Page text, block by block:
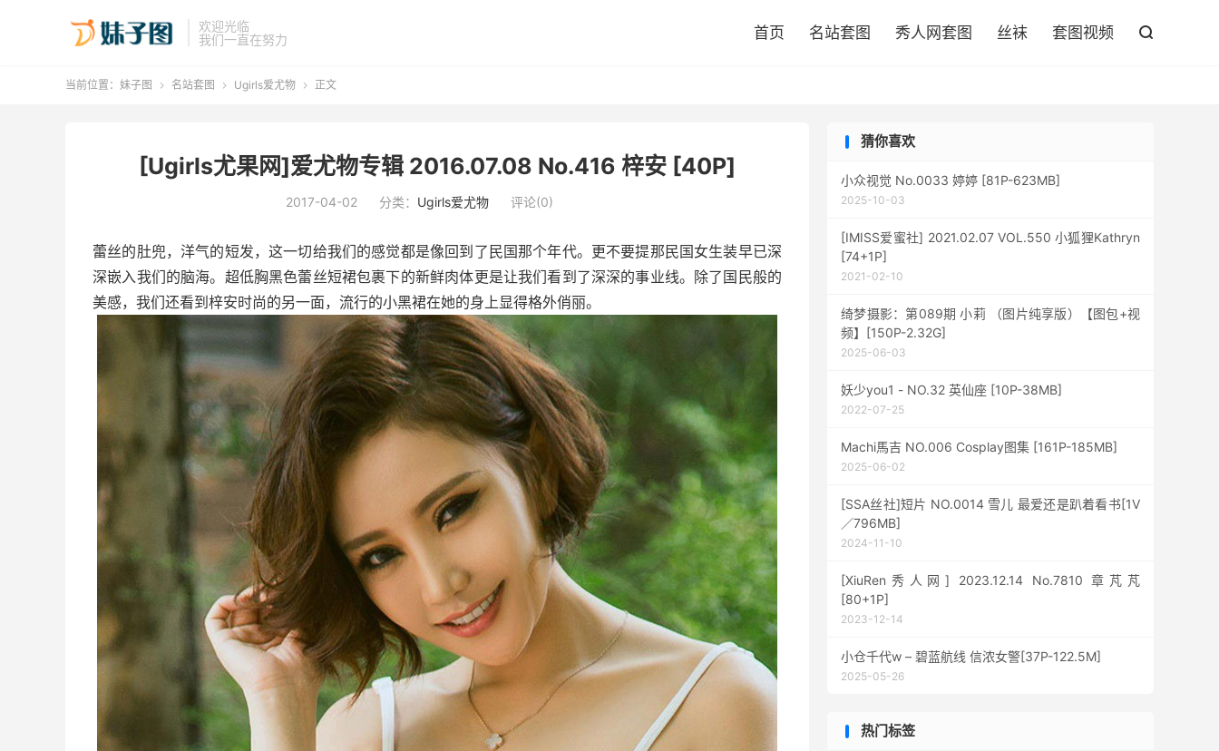
欢迎光临
我们一直在努力
首页 名站套图 秀人网套图 丝袜 套图视频 
当前位置： 妹子图  名站套图  Ugirls爱尤物  正文
[Ugirls尤果网]爱尤物专辑 2016.07.08 No.416 梓安 [40P]
2017-04-02 分类： Ugirls爱尤物 评论(0)
蕾丝的肚兜，洋气的短发，这一切给我们的感觉都是像回到了民国那个年代。更不要提那民国女生装早已深
深嵌入我们的脑海。超低胸黑色蕾丝短裙包裹下的新鲜肉体更是让我们看到了深深的事业线。除了国民般的
美感，我们还看到梓安时尚的另一面，流行的小黑裙在她的身上显得格外俏丽。
猜你喜欢
小众视觉 No.0033 婷婷 [81P-623MB]
2025-10-03
[IMISS爱蜜社] 2021.02.07 VOL.550 小狐狸Kathryn
[74+1P]
2021-02-10
绮梦摄影：第089期 小莉 （图片纯享版）【图包+视
频】[150P-2.32G]
2025-06-03
妖少you1 - NO.32 英仙座 [10P-38MB]
2022-07-25
Machi馬吉 NO.006 Cosplay图集 [161P-185MB]
2025-06-02
[SSA丝社]短片 NO.0014 雪儿 最爱还是趴着看书[1V
／796MB]
2024-11-10
[XiuRen秀人网] 2023.12.14 No.7810 章芃芃
[80+1P]
2023-12-14
小仓千代w – 碧蓝航线 信浓女警[37P-122.5M]
2025-05-26
热门标签